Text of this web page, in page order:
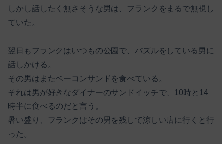
しかし話したく無さそうな男は、フランクをまるで無視し
ていた。
翌日もフランクはいつもの公園で、パズルをしている男に
話しかける。
その男はまたベーコンサンドを食べている。
それは男が好きなダイナーのサンドイッチで、10時と14
時半に食べるのだと言う。
暑い盛り、フランクはその男を残して涼しい店に行くと行
った。